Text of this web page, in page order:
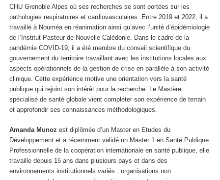
CHU Grenoble Alpes où ses recherches se sont portées sur les
pathologies respiratoires et cardiovasculaires. Entre 2019 et 2022, il a
travaillé à Nouméa en réanimation ainsi qu’avec l’unité d’épidémiologie
de l’Institut-Pasteur de Nouvelle-Calédonie. Dans le cadre de la
pandémie COVID-19, il a été membre du conseil scientifique du
gouvernement du territoire travaillant avec les institutions locales aux
aspects opérationnels de la gestion de crise en parallèle à son activité
clinique. Cette expérience motive une orientation vers la santé
publique qui rejoint son intérêt pour la recherche. Le Mastère
spécialisé de santé globale vient compléter son expérience de terrain
et approfondir ses connaissances méthodologiques.
Amanda Munoz est diplômée d’un Master en Etudes du
Développement et a récemment validé un Master 1 en Santé Publique.
Professionnelle de la coopération internationale en santé publique, elle
travaille depuis 15 ans dans plusieurs pays et dans des
environnements institutionnels variés : organisations non